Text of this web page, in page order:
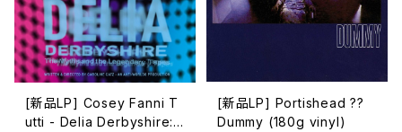
[新品LP] Cosey Fanni T
utti - Delia Derbyshire:
[新品LP] Portishead ??
Dummy (180g vinyl)